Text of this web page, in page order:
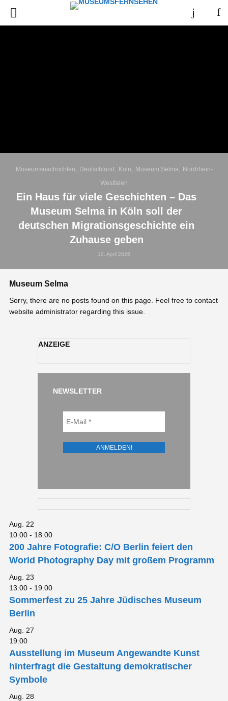
Museumsnachrichten Deutschland Köln Museum Selma
Nordrhein-
Westfalen
Ein Haus für viele Geschichten – Das
Museum Selma in Köln soll der
deutschen Migrationsgeschichte ein
Zuhause geben
10. April 2025
Museum Selma
Sorry, there are no posts found on this page. Feel free to contact
website administrator regarding this issue.
ANZEIGE
NEWSLETTER
Aug. 22
10:00 - 18:00
200 Jahre Fotografie: C/O Berlin feiert den
World Photography Day mit großem Programm
Aug. 23
13:00 - 19:00
Sommerfest zu 25 Jahre Jüdisches Museum
Berlin
Aug. 27
19:00
Ausstellung im Museum Angewandte Kunst
hinterfragt die Gestaltung demokratischer
Symbole
Aug. 28